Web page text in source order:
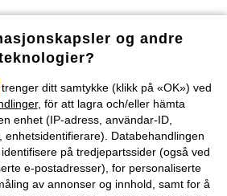
og andre
trenger ditt samtykke (klikk på «OK») ved
, för att lagra och/eller hämta
enhet (IP-adress, användar-ID,
enhetsidentifierare). Databehandlingen
på tredjepartssider (også ved
e-postadresser), for personaliserte
av annonser og innhold, samt for å